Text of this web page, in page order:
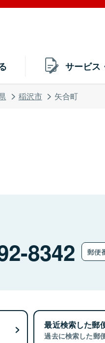
サービス
稲沢市 矢合町
8342 郵便
最近検索した郵
過去に検索した郵